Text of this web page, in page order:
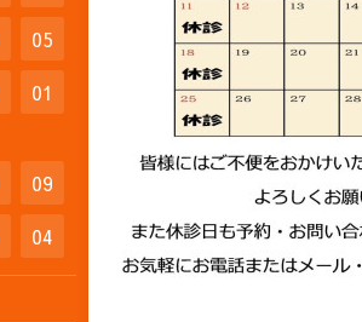
05
01
09
04